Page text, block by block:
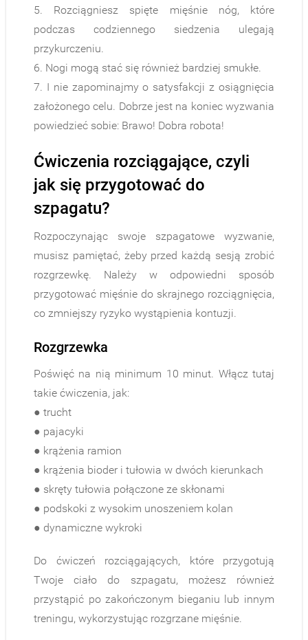
5. Rozciągniesz spięte mięśnie nóg, które
podczas codziennego siedzenia ulegają
przykurczeniu.
6. Nogi mogą stać się również bardziej smukłe.
7. I nie zapominajmy o satysfakcji z osiągnięcia
założonego celu. Dobrze jest na koniec wyzwania
powiedzieć sobie: Brawo! Dobra robota!
Ćwiczenia rozciągające, czyli
jak się przygotować do
szpagatu?
Rozpoczynając swoje szpagatowe wyzwanie,
musisz pamiętać, żeby przed każdą sesją zrobić
rozgrzewkę. Należy w odpowiedni sposób
przygotować mięśnie do skrajnego rozciągnięcia,
co zmniejszy ryzyko wystąpienia kontuzji.
Rozgrzewka
Poświęć na nią minimum 10 minut. Włącz tutaj
takie ćwiczenia, jak:
● trucht
● pajacyki
● krążenia ramion
● krążenia bioder i tułowia w dwóch kierunkach
● skręty tułowia połączone ze skłonami
● podskoki z wysokim unoszeniem kolan
● dynamiczne wykroki
Do ćwiczeń rozciągających, które przygotują
Twoje ciało do szpagatu, możesz również
przystąpić po zakończonym bieganiu lub innym
treningu, wykorzystując rozgrzane mięśnie.